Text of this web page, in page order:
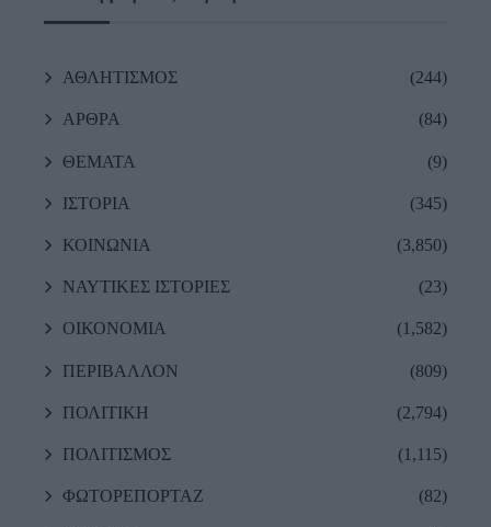
ΑΘΛΗΤΙΣΜΟΣ (244)
ΑΡΘΡΑ (84)
ΘΕΜΑΤΑ (9)
ΙΣΤΟΡΙΑ (345)
ΚΟΙΝΩΝΙΑ (3,850)
ΝΑΥΤΙΚΕΣ ΙΣΤΟΡΙΕΣ (23)
ΟΙΚΟΝΟΜΙΑ (1,582)
ΠΕΡΙΒΑΛΛΟΝ (809)
ΠΟΛΙΤΙΚΗ (2,794)
ΠΟΛΙΤΙΣΜΟΣ (1,115)
ΦΩΤΟΡΕΠΟΡΤΑΖ (82)